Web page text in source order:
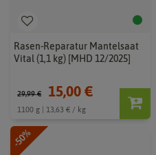
Rasen-Reparatur Mantelsaat
Vital (1,1 kg) [MHD 12/2025]
29,99 € 15,00 €
1100 g | 13,63 € / kg
-50%